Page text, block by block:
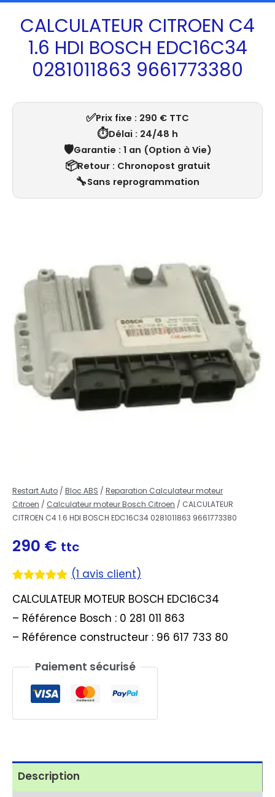
CALCULATEUR CITROEN C4
1.6 HDI BOSCH EDC16C34
0281011863 9661773380
✅Prix fixe : 290 € TTC
⏱️Délai : 24/48 h
🛡️Garantie : 1 an (Option à Vie)
📦Retour : Chronopost gratuit
🔧Sans reprogrammation
Restart Auto / Bloc ABS / Reparation Calculateur moteur
Citroen / Calculateur moteur Bosch Citroen / CALCULATEUR
CITROEN C4 1.6 HDI BOSCH EDC16C34 0281011863 9661773380
290 € ttc
sur 5
notation
client
(1 avis client)
CALCULATEUR MOTEUR BOSCH EDC16C34
– Référence Bosch : 0 281 011 863
– Référence constructeur : 96 617 733 80
Paiement sécurisé
Description